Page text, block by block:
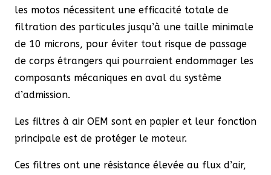
les motos nécessitent une efficacité totale de
filtration des particules jusqu’à une taille minimale
de 10 microns, pour éviter tout risque de passage
de corps étrangers qui pourraient endommager les
composants mécaniques en aval du système
d’admission.
Les filtres à air OEM sont en papier et leur fonction
principale est de protéger le moteur.
Ces filtres ont une résistance élevée au flux d’air,